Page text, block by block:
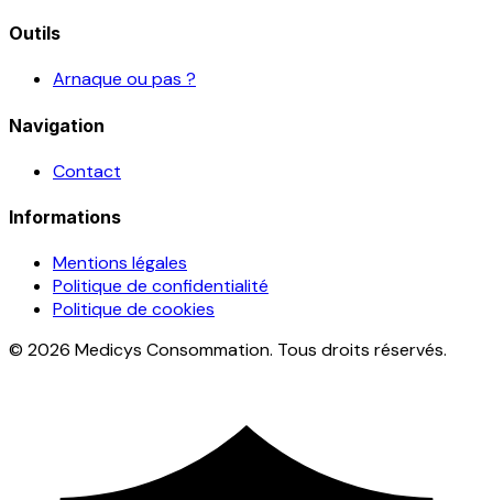
Outils
Arnaque ou pas ?
Navigation
Contact
Informations
Mentions légales
Politique de confidentialité
Politique de cookies
© 2026 Medicys Consommation. Tous droits réservés.